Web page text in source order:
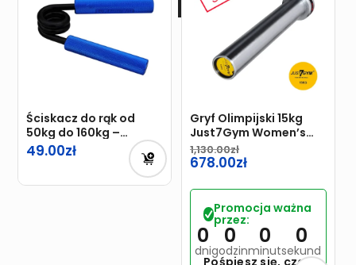
Ściskacz do rąk od
50kg do 160kg –
TRENING DŁONI BLUE
49.00
Gryf Olimpijski 15kg
Just7Gym Women’s
Professional
1,130.00
Pierwotna
1,130.00zł.
678.00
cena
wynosi:
678.00zł.
Promocja ważna
przez:
0
dni
0
godzin
0
minut
0
sekund
Pośpiesz się, czas